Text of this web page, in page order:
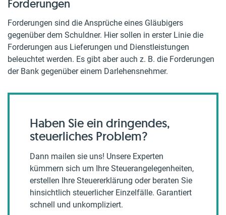
Forderungen
Forderungen sind die Ansprüche eines Gläubigers
gegenüber dem Schuldner. Hier sollen in erster Linie die
Forderungen aus Lieferungen und Dienstleistungen
beleuchtet werden. Es gibt aber auch z. B. die Forderungen
der Bank gegenüber einem Darlehensnehmer.
Haben Sie ein dringendes,
steuerliches Problem?
Dann mailen sie uns! Unsere Experten
kümmern sich um Ihre Steuerangelegenheiten,
erstellen Ihre Steuererklärung oder beraten Sie
hinsichtlich steuerlicher Einzelfälle. Garantiert
schnell und unkompliziert.